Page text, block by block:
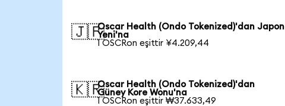
🇯🇵Oscar Health (Ondo Tokenized)'dan Japon
Yeni'na
1 OSCRon eşittir ¥4.209,44
🇰🇷Oscar Health (Ondo Tokenized)'dan
Güney Kore Wonu'na
1 OSCRon eşittir ₩37.633,49